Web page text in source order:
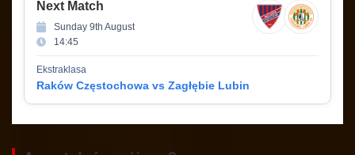
Next Match
Sunday 9th August
14:45
Ekstraklasa
Raków Częstochowa vs Zagłębie Lubin